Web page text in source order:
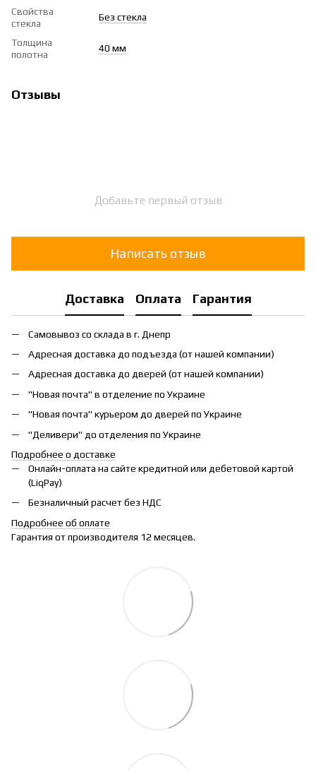
Свойства
стекла
Без стекла
Толщина
полотна
40 мм
Отзывы
Добавьте первый отзыв
Написать отзыв
Доставка Оплата Гарантия
Самовывоз со склада в г. Днепр
Адресная доставка до подъезда (от нашей компании)
Адресная доставка до дверей (от нашей компании)
"Новая почта" в отделение по Украине
"Новая почта" курьером до дверей по Украине
"Деливери" до отделения по Украине
Подробнее о доставке
Онлайн-оплата на сайте кредитной или дебетовой картой
(LiqPay)
Безналичный расчет без НДС
Подробнее об оплате
Гарантия от производителя 12 месяцев.